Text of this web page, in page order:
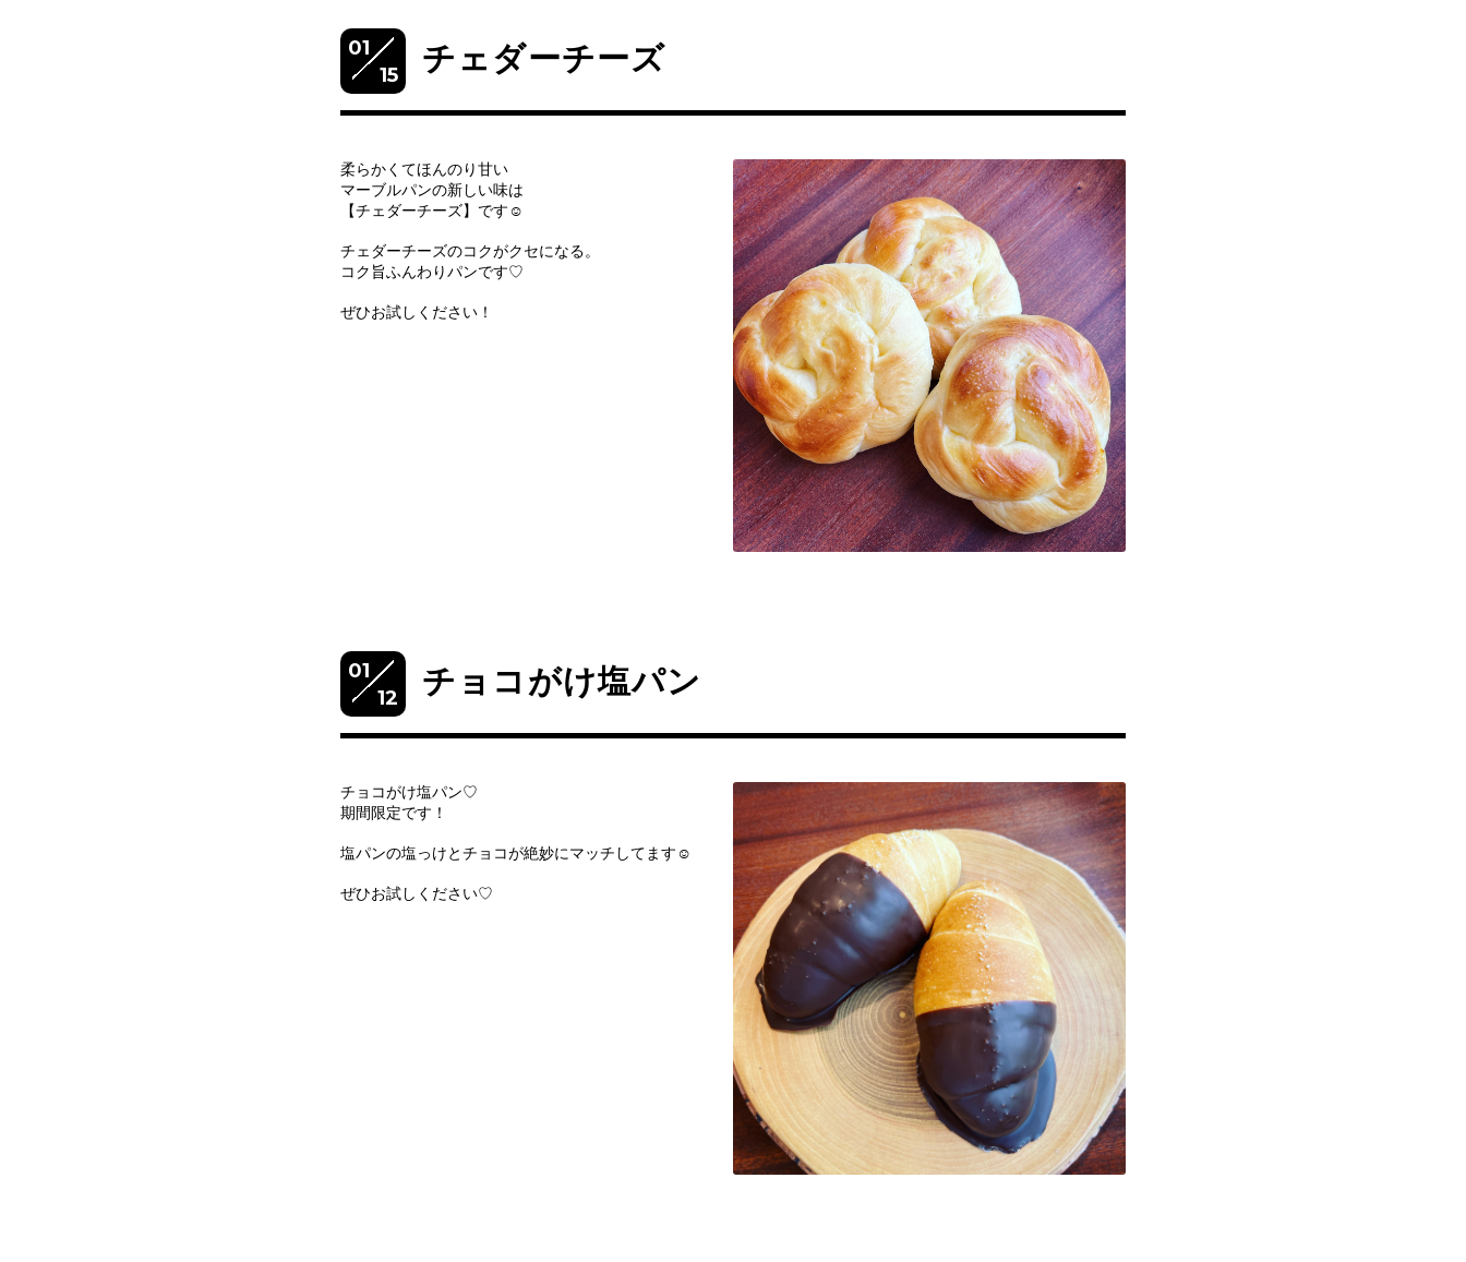
01
15
チェダーチーズ
柔らかくてほんのり甘い
マーブルパンの新しい味は
【チェダーチーズ】です‪‪☺︎‬
チェダーチーズのコクがクセになる。
コク旨ふんわりパンです♡
ぜひお試しください！
01
12
チョコがけ塩パン
チョコがけ塩パン♡
期間限定です！
塩パンの塩っけとチョコが絶妙にマッチしてます‪‪☺︎‬
ぜひお試しください♡